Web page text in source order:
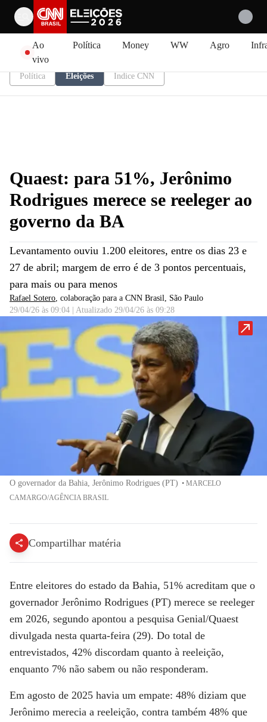
Ao
vivo
Política Money WW Agro
Política Eleições Índice CNN
Quaest: para 51%, Jerônimo
Rodrigues merece se reeleger ao
governo da BA
Levantamento ouviu 1.200 eleitores, entre os dias 23 e
27 de abril; margem de erro é de 3 pontos percentuais,
para mais ou para menos
Rafael Sotero, colaboração para a CNN Brasil, São Paulo
29/04/26 às 09:04
Atualizado 29/04/26 às 09:28
O governador da Bahia, Jerônimo Rodrigues (PT) • MARCELO
CAMARGO/AGÊNCIA BRASIL
Compartilhar matéria
Entre eleitores do estado da Bahia, 51% acreditam que o
governador Jerônimo Rodrigues (PT) merece se reeleger
em 2026, segundo apontou a pesquisa Genial/Quaest
divulgada nesta quarta-feira (29). Do total de
entrevistados, 42% discordam quanto à reeleição,
enquanto 7% não sabem ou não responderam.
Em agosto de 2025 havia um empate: 48% diziam que
Jerônimo merecia a reeleição, contra também 48% que